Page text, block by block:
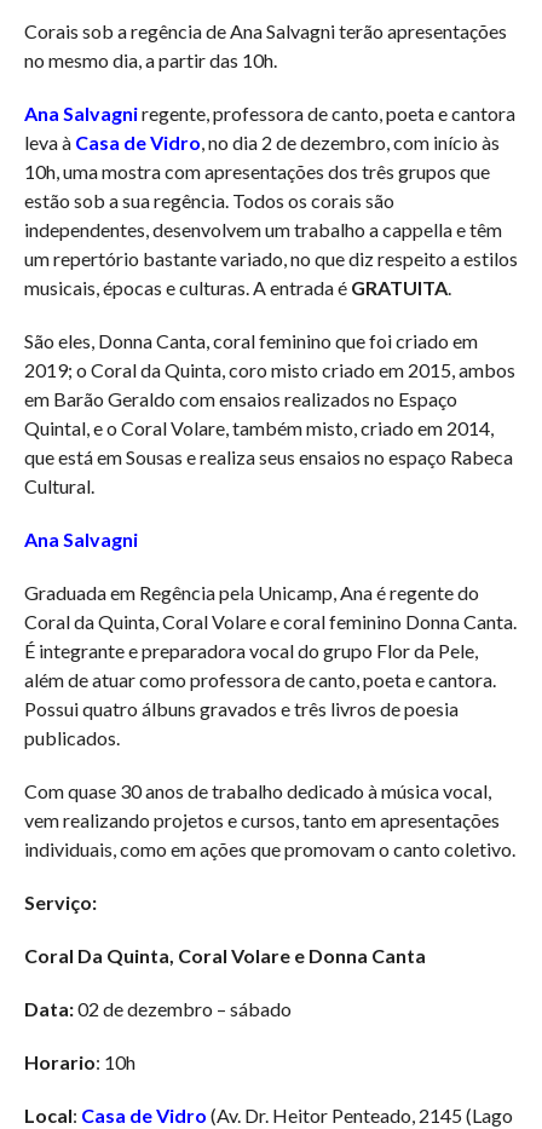
Corais sob a regência de Ana Salvagni terão apresentações
no mesmo dia, a partir das 10h.
Ana Salvagniregente, professora de canto, poeta e cantora
leva à Casa de Vidro, no dia 2 de dezembro, com início às
10h, uma mostra com apresentações dos três grupos que
estão sob a sua regência. Todos os corais são
independentes, desenvolvem um trabalho a cappella e têm
um repertório bastante variado, no que diz respeito a estilos
musicais, épocas e culturas. A entrada é GRATUITA.
São eles, Donna Canta, coral feminino que foi criado em
2019; o Coral da Quinta, coro misto criado em 2015, ambos
em Barão Geraldo com ensaios realizados no Espaço
Quintal, e o Coral Volare, também misto, criado em 2014,
que está em Sousas e realiza seus ensaios no espaço Rabeca
Cultural.
Ana Salvagni
Graduada em Regência pela Unicamp, Ana é regente do
Coral da Quinta, Coral Volare e coral feminino Donna Canta.
É integrante e preparadora vocal do grupo Flor da Pele,
além de atuar como professora de canto, poeta e cantora.
Possui quatro álbuns gravados e três livros de poesia
publicados.
Com quase 30 anos de trabalho dedicado à música vocal,
vem realizando projetos e cursos, tanto em apresentações
individuais, como em ações que promovam o canto coletivo.
Serviço:
Coral Da Quinta, Coral Volare e Donna Canta
Data:02 de dezembro – sábado
Horario: 10h
Local: Casa de Vidro (Av. Dr. Heitor Penteado, 2145 (Lago